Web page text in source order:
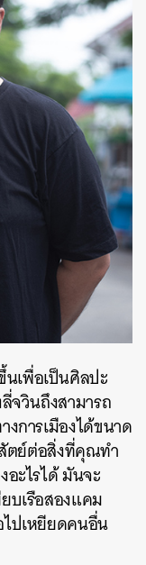
เพื่อเป็นศิลปะ
จวินถึงสามารถ
การเมืองได้ขนาด
ตย์ต่อสิ่งที่คุณทำ
ะไรได้ มันจะ
เรือสองแคม
ปเหยียดคนอื่น